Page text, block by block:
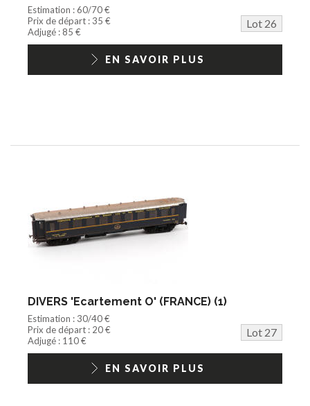
Estimation : 60/70 €
Prix de départ : 35 €
Lot 26
Adjugé : 85 €
EN SAVOIR PLUS
DIVERS 'Ecartement O' (FRANCE) (1)
Estimation : 30/40 €
Prix de départ : 20 €
Lot 27
Adjugé : 110 €
EN SAVOIR PLUS